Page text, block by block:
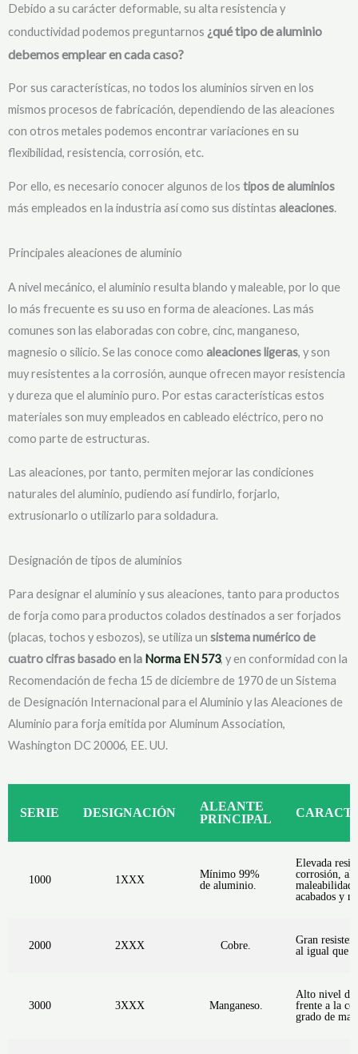
Debido a su carácter deformable, su alta resistencia y
conductividad podemos preguntarnos ¿qué tipo de aluminio
debemos emplear en cada caso?
Por sus características, no todos los aluminios sirven en los
mismos procesos de fabricación, dependiendo de las aleaciones
con otros metales podemos encontrar variaciones en su
flexibilidad, resistencia, corrosión, etc.
Por ello, es necesario conocer algunos de los tipos de aluminios
más empleados en la industria así como sus distintas aleaciones.
Principales aleaciones de aluminio
A nivel mecánico, el aluminio resulta blando y maleable, por lo que
lo más frecuente es su uso en forma de aleaciones. Las más
comunes son las elaboradas con cobre, cinc, manganeso,
magnesio o silicio. Se las conoce como aleaciones ligeras, y son
muy resistentes a la corrosión, aunque ofrecen mayor resistencia
y dureza que el aluminio puro. Por estas características estos
materiales son muy empleados en cableado eléctrico, pero no
como parte de estructuras.
Las aleaciones, por tanto, permiten mejorar las condiciones
naturales del aluminio, pudiendo así fundirlo, forjarlo,
extrusionarlo o utilizarlo para soldadura.
Designación de tipos de aluminios
Para designar el aluminio y sus aleaciones, tanto para productos
de forja como para productos colados destinados a ser forjados
(placas, tochos y esbozos), se utiliza un sistema numérico de
cuatro cifras basado en la Norma EN 573, y en conformidad con la
Recomendación de fecha 15 de diciembre de 1970 de un Sistema
de Designación Internacional para el Aluminio y las Aleaciones de
Aluminio para forja emitida por Aluminum Association,
Washington DC 20006, EE. UU.
SERIE DESIGNACIÓN
ALEANTE
PRINCIPAL
1000 1XXX
Mínimo 99%
de aluminio.
Elevada
corrosión,
maleabilidad,
acabados y
2000 2XXX Cobre.
Gran
al igual que
3000 3XXX Manganeso.
Alto nivel de
frente a la
grado de